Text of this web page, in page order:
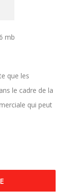
mb
que les
le cadre de la
qui peut